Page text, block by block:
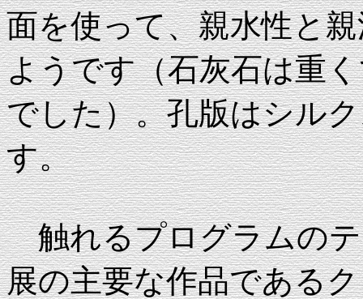
面を使って、親水性と
ようです（石灰石は重
でした）。孔版はシル
す。
触れるプログラムのテ
展の主要な作品である